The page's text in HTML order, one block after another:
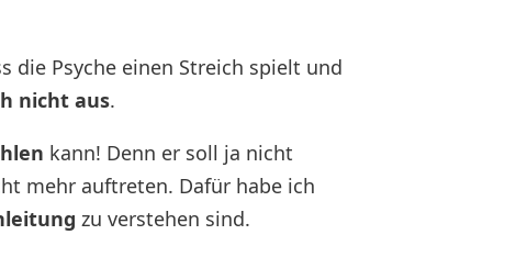
die Psyche einen Streich spielt und
nicht aus.
kann! Denn er soll ja nicht
mehr auftreten. Dafür habe ich
zu verstehen sind.